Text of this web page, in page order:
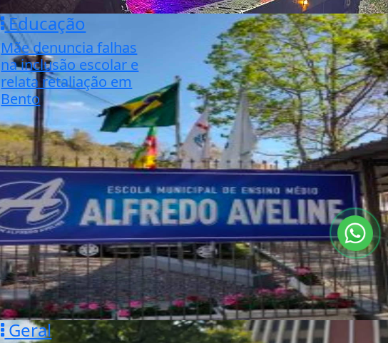
Educação
Mãe denuncia falhas
na inclusão escolar e
relata retaliação em
Bento
Geral